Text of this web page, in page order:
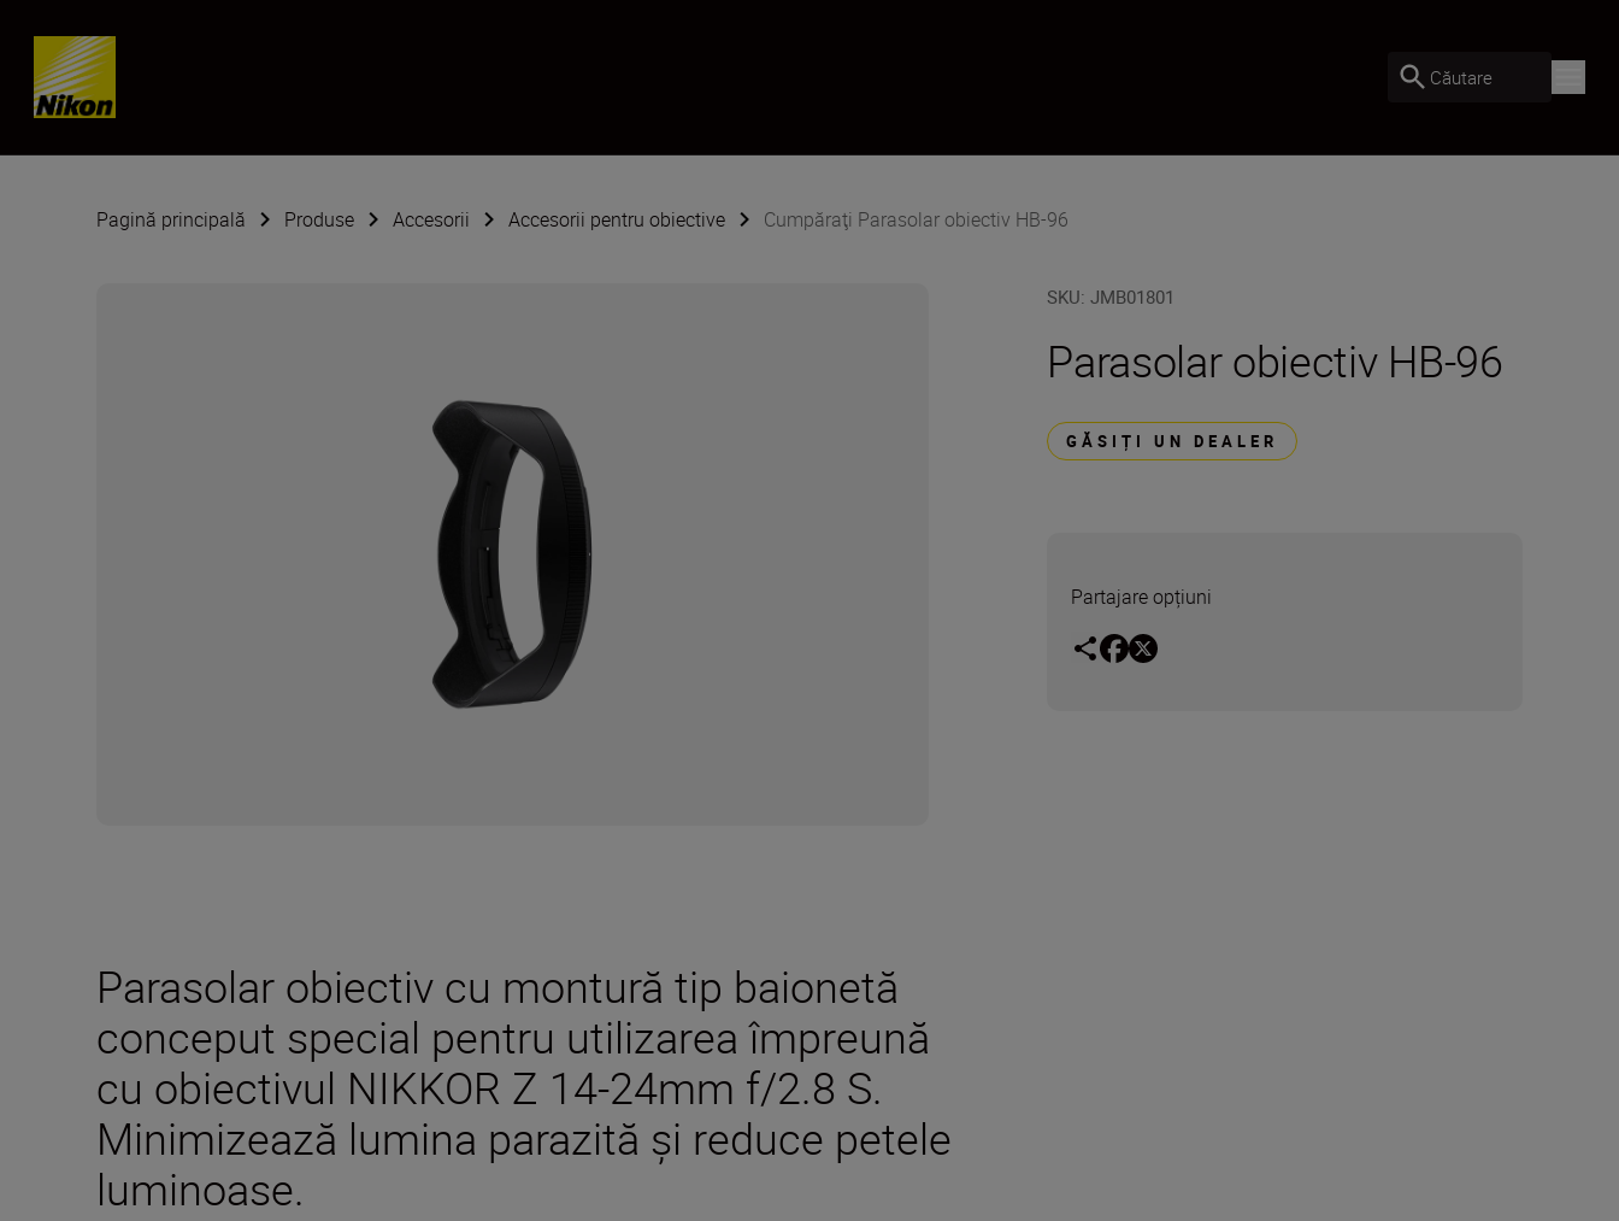
Skip content
Căutare
Pagină principală Produse Accesorii Accesorii pentru obiective Cumpăraţi Parasolar obiectiv HB-96
SKU:JMB01801
Parasolar obiectiv HB-96
GĂSIȚI UN DEALER
Partajare opțiuni
Parasolar obiectiv cu montură tip baionetă
conceput special pentru utilizarea împreună
cu obiectivul NIKKOR Z 14-24mm f/2.8 S.
Minimizează lumina parazită și reduce petele
luminoase.